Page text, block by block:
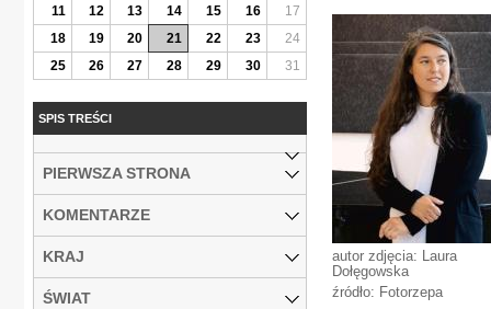
autor zdjęcia: Laura
Dołęgowska
źródło: Fotorzepa
11
12 13 14 15 16
17
18
19 20 21 22 23
24
25
26 27 28 29 30 31
SPIS TREŚCI
PIERWSZA STRONA
KOMENTARZE
KRAJ
ŚWIAT